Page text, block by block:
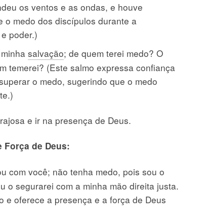
os ventos e as ondas, e houve
o medo dos discípulos durante a
poder.)
minhasalvação; de quem terei medo? O
temerei? (Este salmo expressa confiança
o medo, sugerindo que o medo
e ir na presença de Deus.
Força de Deus:
com você; não tenha medo, pois sou o
o segurarei com a minha mão direita justa.
e oferece a presença e a força de Deus